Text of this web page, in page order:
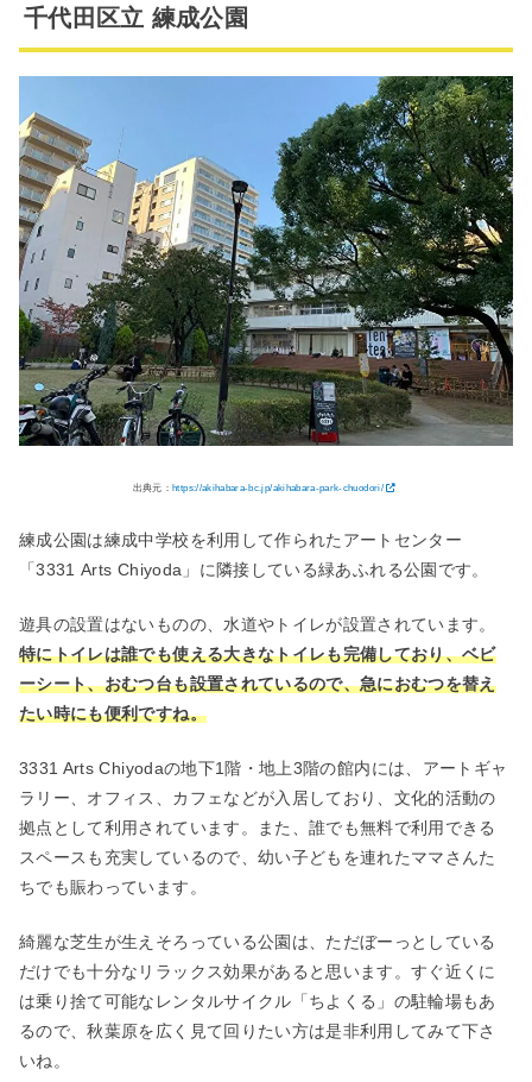
千代田区立 練成公園
出典元： https://akihabara-bc.jp/akihabara-park-chuodori/
練成公園は練成中学校を利用して作られたアートセンター
「3331 Arts Chiyoda」に隣接している緑あふれる公園です。
遊具の設置はないものの、水道やトイレが設置されています。
特にトイレは誰でも使える大きなトイレも完備しており、ベビ
ーシート、おむつ台も設置されているので、急におむつを替え
たい時にも便利ですね。
3331 Arts Chiyodaの地下1階・地上3階の館内には、アートギャ
ラリー、オフィス、カフェなどが入居しており、文化的活動の
拠点として利用されています。また、誰でも無料で利用できる
スペースも充実しているので、幼い子どもを連れたママさんた
ちでも賑わっています。
綺麗な芝生が生えそろっている公園は、ただぼーっとしている
だけでも十分なリラックス効果があると思います。すぐ近くに
は乗り捨て可能なレンタルサイクル「ちよくる」の駐輪場もあ
るので、秋葉原を広く見て回りたい方は是非利用してみて下さ
いね。